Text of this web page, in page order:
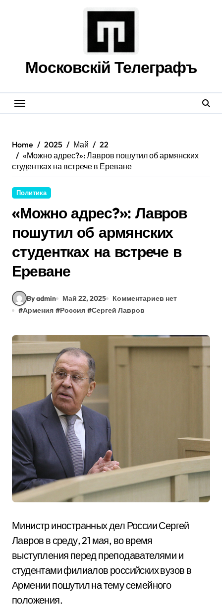
Московскій Телеграфъ
Home 2025 Май
22
«Можно адрес?»: Лавров пошутил об армянских
студентках на встрече в Ереване
Политика
«Можно адрес?»: Лавров
пошутил об армянских
студентках на встрече в
Ереване
By admin Май 22, 2025
Комментариев нет
#Армения #Россия #Сергей Лавров
Министр иностранных дел России Сергей
Лавров в среду, 21 мая, во время
выступления перед преподавателями и
студентами филиалов российских вузов в
Армении пошутил на тему семейного
положения.